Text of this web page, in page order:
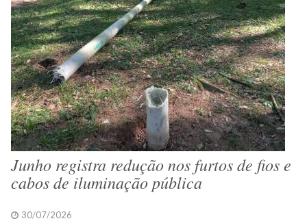
Junho registra redução nos furtos de fios e
cabos de iluminação pública
30/07/2026